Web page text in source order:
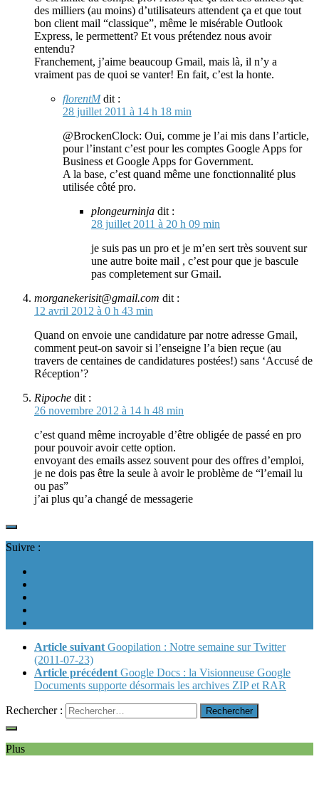
des milliers (au moins) d’utilisateurs attendent ça et que tout
bon client mail “classique”, même le misérable Outlook
Express, le permettent? Et vous prétendez nous avoir
entendu?
Franchement, j’aime beaucoup Gmail, mais là, il n’y a
vraiment pas de quoi se vanter! En fait, c’est la honte.
florentM dit :
28 juillet 2011 à 14 h 18 min
@BrockenClock: Oui, comme je l’ai mis dans l’article,
pour l’instant c’est pour les comptes Google Apps for
Business et Google Apps for Government.
A la base, c’est quand même une fonctionnalité plus
utilisée côté pro.
plongeurninja dit :
28 juillet 2011 à 20 h 09 min
je suis pas un pro et je m’en sert très souvent sur
une autre boite mail , c’est pour que je bascule
pas completement sur Gmail.
morganekerisit@gmail.com dit :
12 avril 2012 à 0 h 43 min
Quand on envoie une candidature par notre adresse Gmail,
comment peut-on savoir si l’enseigne l’a bien reçue (au
travers de centaines de candidatures postées!) sans ‘Accusé de
Réception’?
Ripoche dit :
26 novembre 2012 à 14 h 48 min
c’est quand même incroyable d’être obligée de passé en pro
pour pouvoir avoir cette option.
envoyant des emails assez souvent pour des offres d’emploi,
je ne dois pas être la seule à avoir le problème de “l’email lu
ou pas”
j’ai plus qu’a changé de messagerie
Suivre :
Article suivant Goopilation : Notre semaine sur Twitter
(2011-07-23)
Article précédent Google Docs : la Visionneuse Google
Documents supporte désormais les archives ZIP et RAR
Rechercher :
Plus